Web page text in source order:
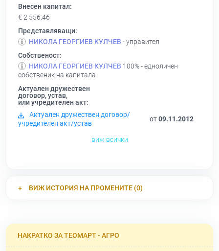
Внесен капитал:
€ 2 556,46
Представляващи:
НИКОЛА ГЕОРГИЕВ КУЛЧЕВ - управител
Собственост:
НИКОЛА ГЕОРГИЕВ КУЛЧЕВ 100% - едноличен
собственик на капитала
Актуален дружествен
договор, устав,
или учредителен акт:
Актуален дружествен договор/
учредителен акт/устав
от09.11.2012
виж всички
ВИЖ ИСТОРИЯ НА ПРОМЕНИТЕ (0)
НАКРАТКО ЗА ТЕОМАРТ - АГРО